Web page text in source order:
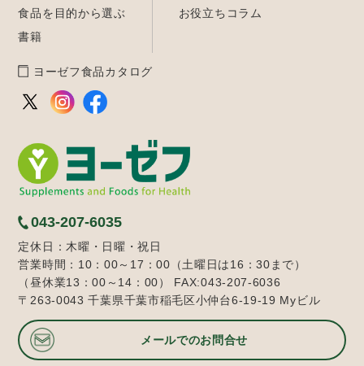
043-207-6035
定休日：木曜・日曜・祝日
営業時間：10：00～17：00（土曜日は16：30まで）
（昼休業13：00～14：00） FAX:043-207-6036
〒263-0043 千葉県千葉市稲毛区小仲台6-19-19 Myビル
メールでのお問合せ
食品を目的から選ぶ
書籍
お役立ちコラム
ヨーゼフ食品カタログ